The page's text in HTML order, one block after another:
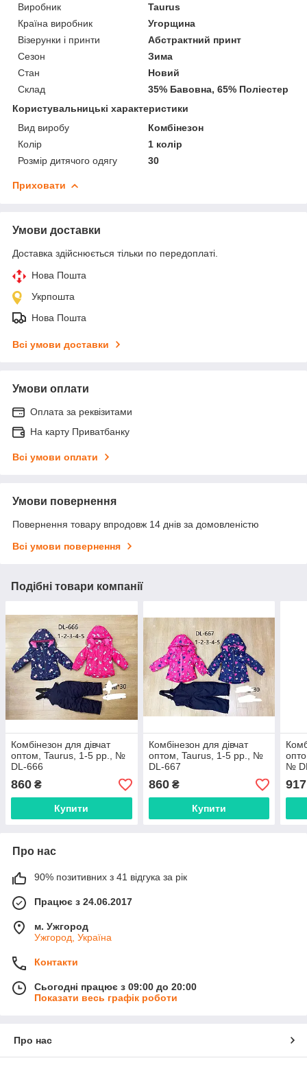
Виробник
Taurus
Країна виробник
Угорщина
Візерунки і принти
Абстрактний принт
Сезон
Зима
Стан
Новий
Склад
35% Бавовна, 65% Поліестер
Користувальницькі характеристики
Вид виробу
Комбінезон
Колір
1 колір
Розмір дитячого одягу
30
Приховати
Умови доставки
Доставка здійснюється тільки по передоплаті.
Нова Пошта
Укрпошта
Нова Пошта
Всі умови доставки
Умови оплати
Оплата за реквізитами
На карту Приватбанку
Всі умови оплати
Умови повернення
Повернення товару впродовж 14 днів за домовленістю
Всі умови повернення
Подібні товари компанії
Комбінезон для дівчат
оптом, Taurus, 1-5 рр., №
DL-666
860 ₴
Купити
Комбінезон для дівчат
оптом, Taurus, 1-5 рр., №
DL-667
860₴
Купити
№
917
Про нас
90% позитивних з 41 відгука за рік
Працює з 24.06.2017
м. Ужгород
Ужгород, Україна
Контакти
Сьогодні працює з 09:00 до 20:00
Показати весь графік роботи
Про нас